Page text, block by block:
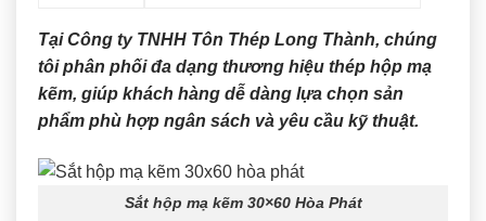
Tại Công ty TNHH Tôn Thép Long Thành, chúng
tôi phân phối đa dạng thương hiệu thép hộp mạ
kẽm, giúp khách hàng dễ dàng lựa chọn sản
phẩm phù hợp ngân sách và yêu cầu kỹ thuật.
Sắt hộp mạ kẽm 30×60 Hòa Phát